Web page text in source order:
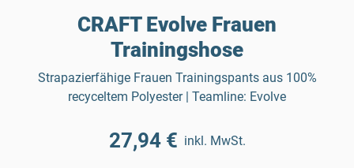
CRAFT Evolve Frauen
Trainingshose
Strapazierfähige Frauen Trainingspants aus 100%
recyceltem Polyester | Teamline: Evolve
27,94 € inkl. MwSt.